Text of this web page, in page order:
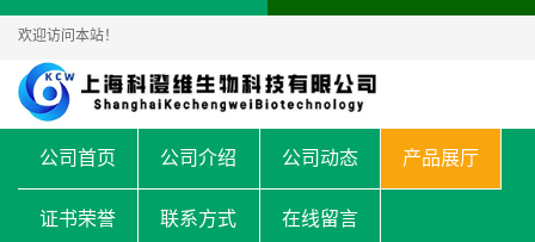
欢迎访问本站！
公司首页 公司介绍 公司动态 产品展厅
证书荣誉 联系方式 在线留言